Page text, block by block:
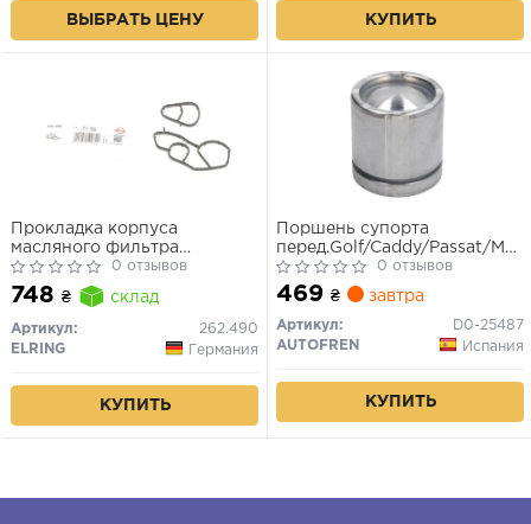
ВЫБРАТЬ ЦЕНУ КУПИТЬ
Прокладка корпуса
масляного фильтра
Berlingo/Partner/Nemo
0 отзывов
748 ₴ склад
Артикул:
262.490
ELRING
Германия
КУПИТЬ
Поршень супорта
перед.Golf/Caddy/Passat/
(54x55,6mm) 03-
0 отзывов
469 ₴ завтра
Артикул:
D0-25487
AUTOFREN
Испания
КУПИТЬ